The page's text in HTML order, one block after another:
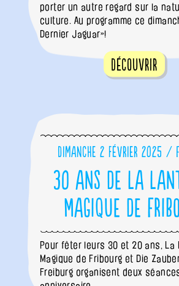
porter un autre regard sur la
culture. Au programme ce
Dernier Jaguar»!
Découvrir
Dimanche 2 février 2025 /
30 ans de La
Magique de
Pour fêter leurs 30 et 20 ans, La
Magique de Fribourg et Die
Freiburg organisent deux